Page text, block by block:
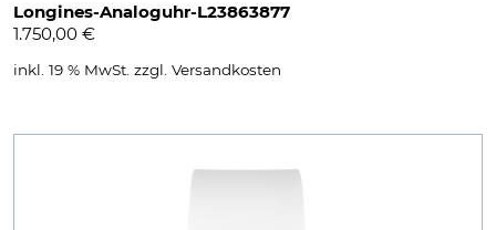
Longines-Analoguhr-L23863877
1.750,00 €
inkl. 19 % MwSt. zzgl. Versandkosten